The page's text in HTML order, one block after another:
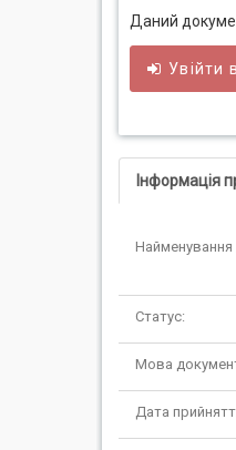
Даний
Увійти
Інформація
Найменування
Статус:
Мова
Дата